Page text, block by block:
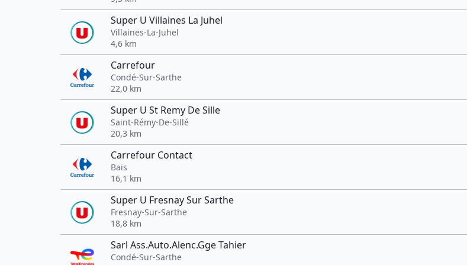
Super U Villaines La Juhel
Villaines-La-Juhel
4,6 km
Carrefour
Condé-Sur-Sarthe
22,0 km
Super U St Remy De Sille
Saint-Rémy-De-Sillé
20,3 km
Carrefour Contact
Bais
16,1 km
Super U Fresnay Sur Sarthe
Fresnay-Sur-Sarthe
18,8 km
Sarl Ass.Auto.Alenc.Gge Tahier
Condé-Sur-Sarthe